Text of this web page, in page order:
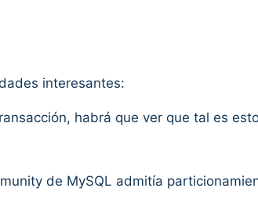
interesantes:
habrá que ver que tal es
de MySQL admitía